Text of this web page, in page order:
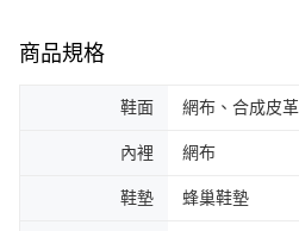
商品規格
鞋面 網布、合成皮革
內裡 網布
鞋墊 蜂巢鞋墊